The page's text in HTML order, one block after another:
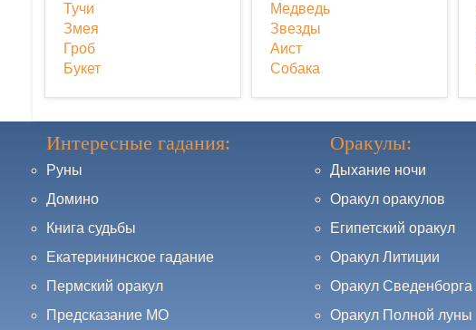
Тучи
Змея
Гроб
Букет
Медведь
Звезды
Аист
Собака
Интересные гадания:
Руны
Домино
Книга судьбы
Екатерининское гадание
Пермский оракул
Предсказание МО
Оракулы:
Дыхание ночи
Оракул оракулов
Египетский оракул
Оракул Литиции
Оракул Сведенборга
Оракул Полной луны